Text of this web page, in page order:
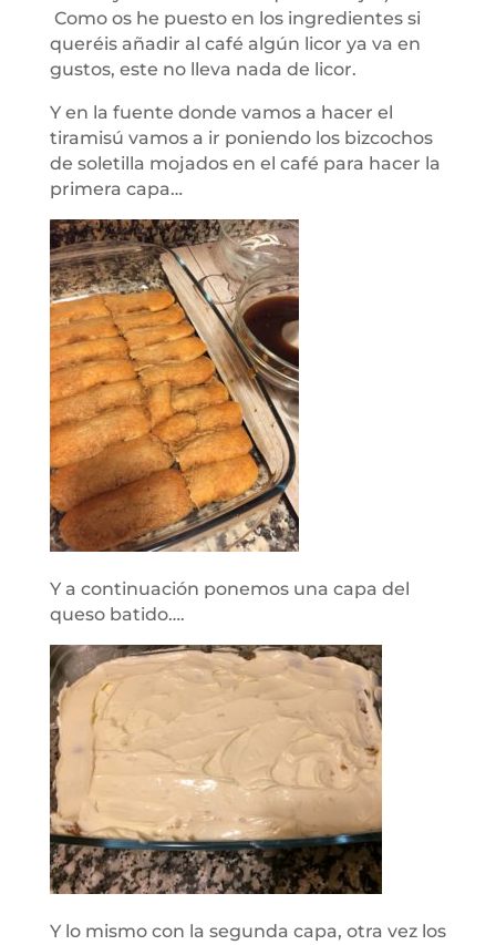
Como os he puesto en los ingredientes si
queréis añadir al café algún licor ya va en
gustos, este no lleva nada de licor.
Y en la fuente donde vamos a hacer el
tiramisú vamos a ir poniendo los bizcochos
de soletilla mojados en el café para hacer la
primera capa…
Y a continuación ponemos una capa del
queso batido….
Y lo mismo con la segunda capa, otra vez los